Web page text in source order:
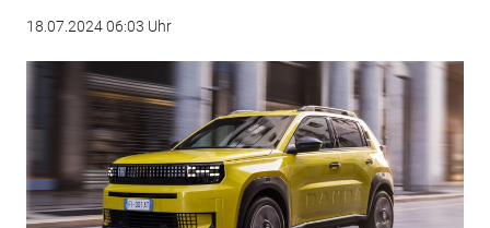
18.07.2024 06:03 Uhr